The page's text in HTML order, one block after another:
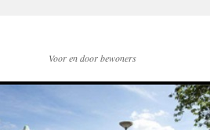
Voor en door bewoners